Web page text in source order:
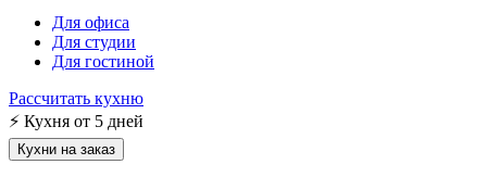
Для офиса
Для студии
Для гостиной
Рассчитать кухню
⚡ Кухня от 5 дней
Кухни на заказ